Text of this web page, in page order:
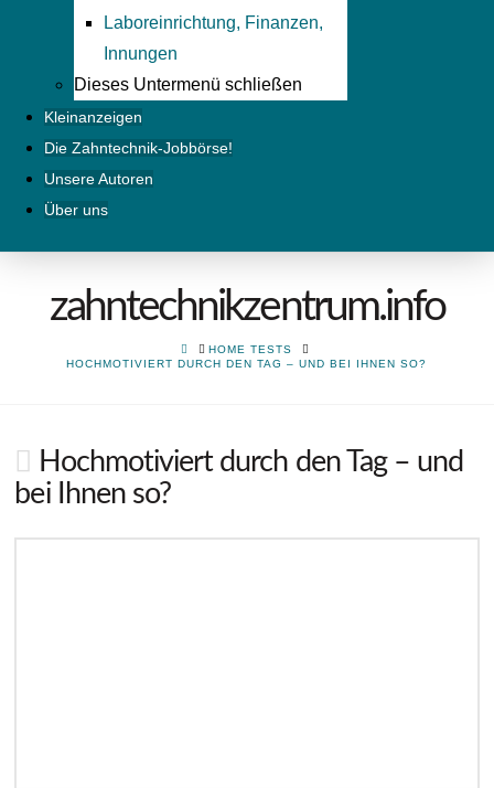
Laboreinrichtung, Finanzen,
Innungen
Dieses Untermenü schließen
Kleinanzeigen
Die Zahntechnik-Jobbörse!
Unsere Autoren
Über uns
zahntechnikzentrum.info
HOMEHOME TESTS
HOCHMOTIVIERT DURCH DEN TAG – UND BEI IHNEN SO?
Hochmotiviert durch den Tag – und
bei Ihnen so?